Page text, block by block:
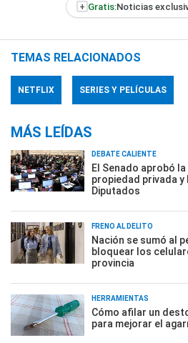
+ Gratis:Noticias
TEMAS RELACIONADOS
NETFLIX SERIES Y PELÍCULAS
MÁS LEÍDAS
DEBATE CALIENTE
El Senado aprobó
propiedad privada y
Diputados
FRENO AL DELITO
Nación se sumó al
bloquear los
provincia
HERRAMIENTAS
Cómo afilar un
para mejorar el